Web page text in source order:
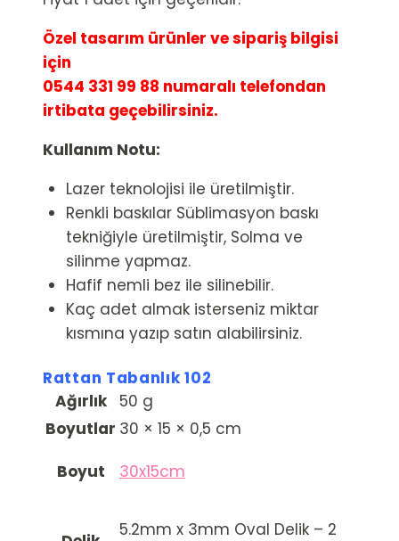
Özel tasarım ürünler ve sipariş bilgisi
için
0544 331 99 88 numaralı telefondan
irtibata geçebilirsiniz.
Kullanım Notu:
Lazer teknolojisi ile üretilmiştir.
Renkli baskılar Süblimasyon baskı
tekniğiyle üretilmiştir, Solma ve
silinme yapmaz.
Hafif nemli bez ile silinebilir.
Kaç adet almak isterseniz miktar
kısmına yazıp satın alabilirsiniz.
Rattan Tabanlık 102
Ağırlık
50 g
Boyutlar 30 × 15 × 0,5 cm
Boyut
30x15cm
5.2mm x 3mm Oval Delik – 2